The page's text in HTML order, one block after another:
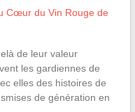
Cœur du Vin Rouge de
de leur valeur
les gardiennes de
elles des histoires de
de génération en